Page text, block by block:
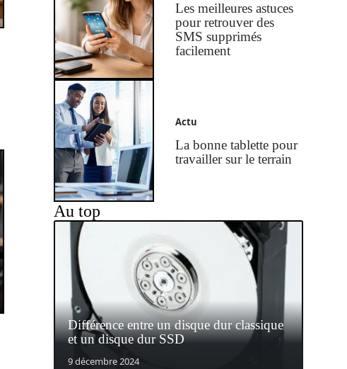
Les meilleures astuces
pour retrouver des
SMS supprimés
facilement
Actu
La bonne tablette pour
travailler sur le terrain
Au top
Différence entre un disque dur classique
et un disque dur SSD
9 décembre 2024